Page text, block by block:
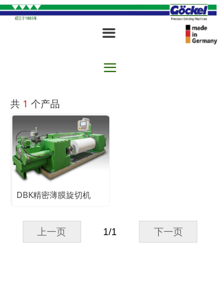
끀
共 1 个产品
DBK精密薄膜旋切机
上一页 下一页
1/1
끀